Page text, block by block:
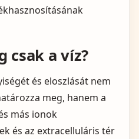
csak a víz?
és eloszlását nem
meg, hanem a
más ionok
és az extracelluláris tér